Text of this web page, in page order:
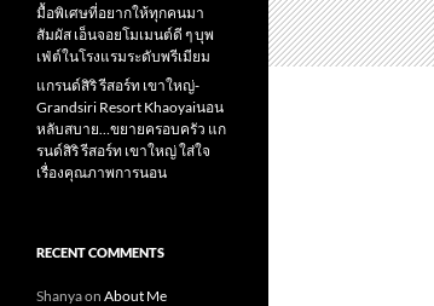
มื้อพิเศษที่อยากให้ทุกคนมา
สัมผัส เอ็นจอยโมเมนต์ดี ๆ บุพ
เฟ่ต์ในโรงแรมระดับพรีเมียม
แกรนด์สิริ​ รีสอร์ท​ เขาใหญ่​-
Grandsiri​ Resort​ Khaoyaiนอน
หลับสบาย…ขยายครอบครัว แก
รนด์สิริ รีสอร์ท เขาใหญ่ ใส่ใจ
เรื่องคุณภาพการนอน
RECENT COMMENTS
Shanyaon About Me